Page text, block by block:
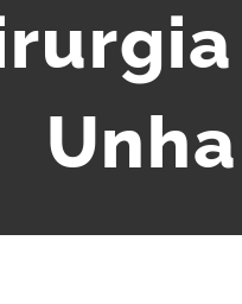
Unha